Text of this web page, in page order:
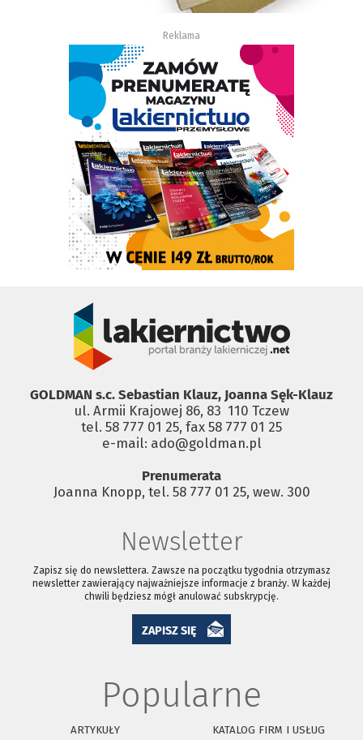
Reklama
GOLDMAN s.c. Sebastian Klauz, Joanna Sęk-Klauz
ul. Armii Krajowej 86, 83 ­ 110 Tczew
tel. 58 777 01 25, fax 58 777 01 25
e-mail: ado@goldman.pl
Prenumerata
Joanna Knopp, tel. 58 777 01 25, wew. 300
Newsletter
Zapisz się do newslettera. Zawsze na początku tygodnia otrzymasz
newsletter zawierający najważniejsze informacje z branży. W każdej
chwili będziesz mógł anulować subskrypcję.
ZAPISZ SIĘ
Popularne
ARTYKUŁY
KATALOG FIRM I USŁUG